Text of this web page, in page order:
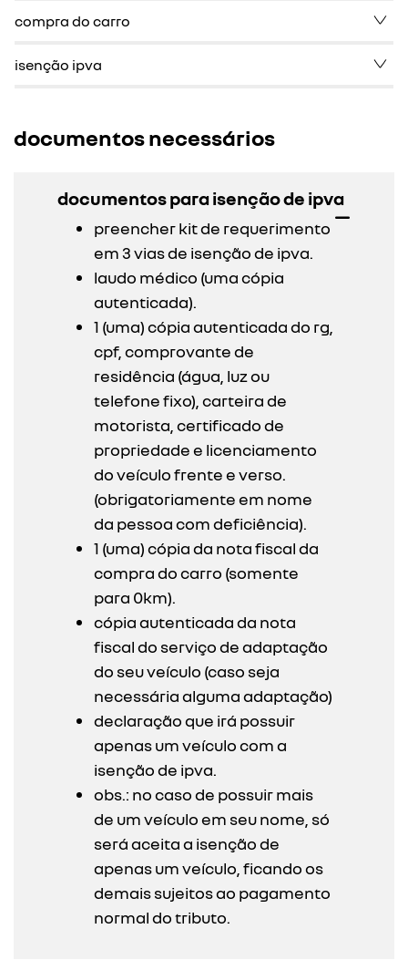
compra do carro
isenção ipva
documentos necessários
documentos para isenção de ipva
preencher kit de requerimento
em 3 vias de isenção de ipva.
laudo médico (uma cópia
autenticada).
1 (uma) cópia autenticada do rg,
cpf, comprovante de
residência (água, luz ou
telefone fixo), carteira de
motorista, certificado de
propriedade e licenciamento
do veículo frente e verso.
(obrigatoriamente em nome
da pessoa com deficiência).
1 (uma) cópia da nota fiscal da
compra do carro (somente
para 0km).
cópia autenticada da nota
fiscal do serviço de adaptação
do seu veículo (caso seja
necessária alguma adaptação)
declaração que irá possuir
apenas um veículo com a
isenção de ipva.
obs.: no caso de possuir mais
de um veículo em seu nome, só
será aceita a isenção de
apenas um veículo, ficando os
demais sujeitos ao pagamento
normal do tributo.